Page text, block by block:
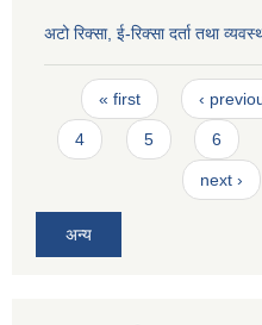
अटो रिक्सा, ई-रिक्सा दर्ता तथा
Pages
« first ‹
4 5 6
next ›
अन्य